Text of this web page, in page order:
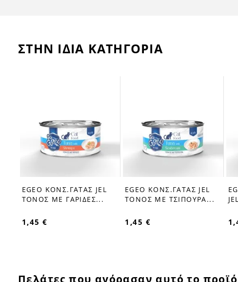
ΣΤΗΝ ΙΔΙΑ ΚΑΤΗΓΟΡΙΑ
favorite_border
EGEO ΚΟΝΣ.ΓΑΤΑΣ JEL
ΤΟΝΟΣ ΜΕ ΓΑΡΙΔΕΣ...
1,45 €
favorite_border
EGEO ΚΟΝΣ.ΓΑΤΑΣ JEL
ΤΟΝΟΣ ΜΕ ΤΣΙΠΟΥΡΑ...
1,45 €
Πελάτες που αγόρασαν αυτό το